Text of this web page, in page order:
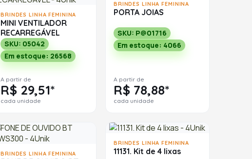
BRINDES LINHA FEMININA
MINI VENTILADOR
RECARREGÁVEL
SKU: 05042
Em estoque: 26568
A partir de
R$ 29,51*
cada unidade
BRINDES LINHA FEMININA
PORTA JOIAS
SKU: P@01716
Em estoque: 4066
A partir de
R$ 78,88*
cada unidade
BRINDES LINHA FEMININA
BRINDES LINHA FEMININA
11131. Kit de 4 lixas